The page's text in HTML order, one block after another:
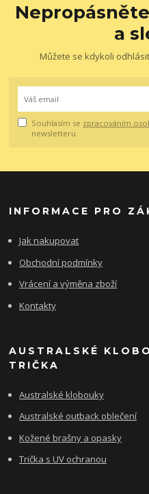
a
Můžete se kdykoli
Souhlasím se zpracováním
newsletteru.
INFORMACE PRO
Jak nakupovat
Obchodní podmínky
Vrácení a výměna zboží
Kontakty
AUSTRALSKÉ
TRIČKA
Australské klobouky
Australské outback oblečení
Kožené brašny a opasky
Trička s UV ochranou